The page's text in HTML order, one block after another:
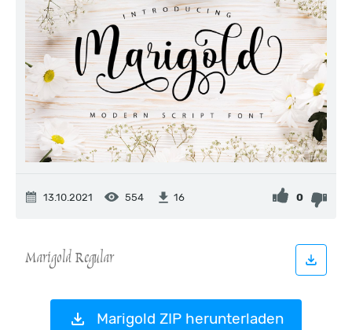
13.10.2021 554 16 0
Marigold ZIP herunterladen